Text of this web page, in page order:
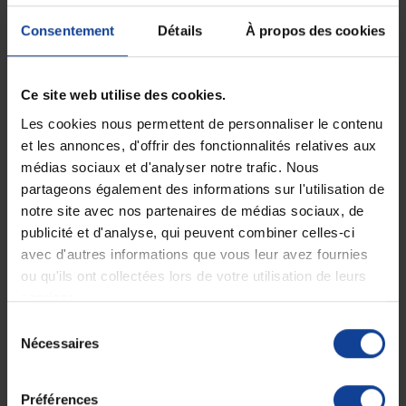
Consentement Détails À propos des cookies
Ce site web utilise des cookies.
Les cookies nous permettent de personnaliser le contenu
et les annonces, d'offrir des fonctionnalités relatives aux
médias sociaux et d'analyser notre trafic. Nous
partageons également des informations sur l'utilisation de
notre site avec nos partenaires de médias sociaux, de
publicité et d'analyse, qui peuvent combiner celles-ci
avec d'autres informations que vous leur avez fournies
ou qu'ils ont collectées lors de votre utilisation de leurs
services.
Nécessaires
Préférences
EN STOCK
Culotte fuites urinaires EN STOCK
TENA Silhouette - Taille
EN STOCK
Tena Silhouette Plus - TENA ProSkin Fix -
Fixation Pant - Taille S